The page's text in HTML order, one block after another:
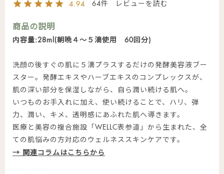
4.94 64
商品の説明
内容量:28ml(朝晩４～５滴使用 60回分)
洗顔の後すぐの肌に５滴プラスするだけの発酵美容液ブー
スター。発酵エキスやハーブエキスのコンプレックスが、
肌の深い部分を保湿しながら、自ら潤い続ける肌へ。
いつものお手入れに加え、使い続けることで、ハリ、弾
力、潤い、キメ、透明感にあふれた肌へ導きます。
医療と美容の複合施設「WELLC表参道」から生まれた、全
ての肌悩みの方対応のウェルネススキンケアです。
→ 関連コラムはこちらから